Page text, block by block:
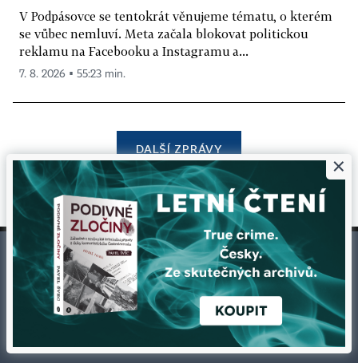
V Podpásovce se tentokrát věnujeme tématu, o kterém
se vůbec nemluví. Meta začala blokovat politickou
reklamu na Facebooku a Instagramu a...
7. 8. 2026 ▪ 55:23 min.
DALŠÍ ZPRÁVY
1996-2026 Economia, a.s.
Hospodářské noviny (print) ISSN 0862-9587
Hospodářské noviny (online) ISSN 2787-950X
Certifikováno Sledujte nás
×